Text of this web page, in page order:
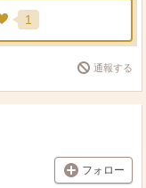
1
通報する
フォロー